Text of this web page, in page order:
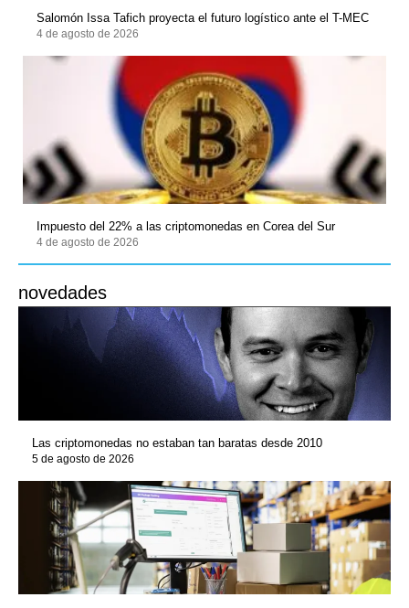
Salomón Issa Tafich proyecta el futuro logístico ante el T-MEC
4 de agosto de 2026
Impuesto del 22% a las criptomonedas en Corea del Sur
4 de agosto de 2026
novedades
Las criptomonedas no estaban tan baratas desde 2010
5 de agosto de 2026